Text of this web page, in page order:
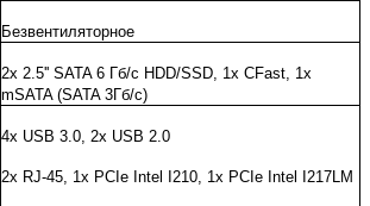
Безвентиляторное
2x 2.5'' SATA 6 Гб/с HDD/SSD, 1x CFast, 1x
mSATA (SATA 3Гб/с)
4х USB 3.0, 2x USB 2.0
2x RJ-45, 1x PCIe Intel I210, 1x PCIe Intel I217LM